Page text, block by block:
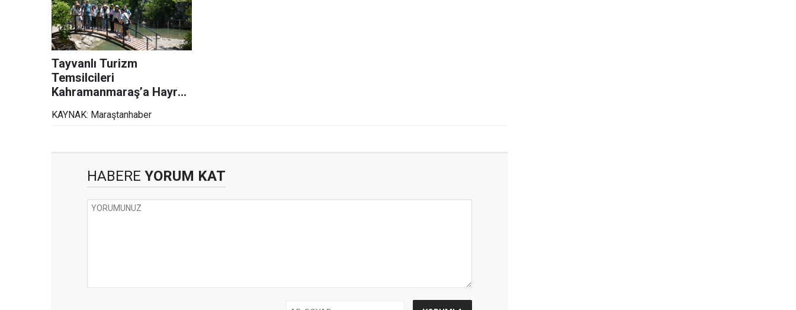
Tayvanlı Turizm
Temsilcileri
Kahramanmaraş’a Hayran
KAYNAK: Maraştanhaber
HABERE YORUM KAT